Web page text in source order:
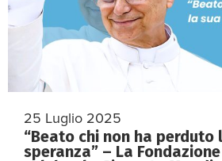
25 Luglio 2025
“Beato chi non ha perduto
speranza” – La